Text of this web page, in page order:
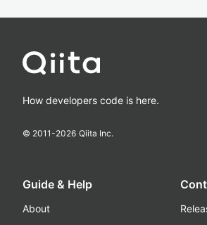
How developers code is here.
© 2011-2026 Qiita Inc.
Guide & Help
About